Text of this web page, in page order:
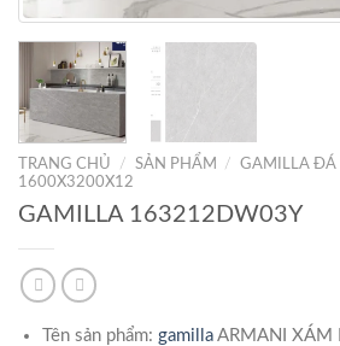
TRANG CHỦ / SẢN PHẨM / GAMILLA ĐÁ
1600X3200X12
GAMILLA 163212DW03Y
Tên sản phẩm: gamillaARMANI XÁM